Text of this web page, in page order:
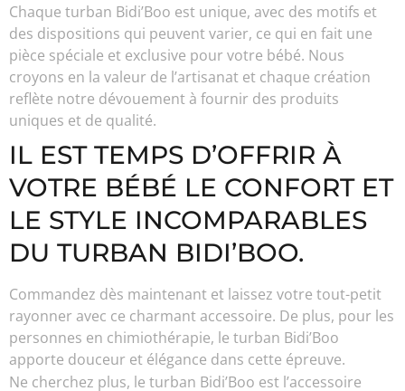
Chaque turban Bidi’Boo est unique, avec des motifs et
des dispositions qui peuvent varier, ce qui en fait une
pièce spéciale et exclusive pour votre bébé. Nous
croyons en la valeur de l’artisanat et chaque création
reflète notre dévouement à fournir des produits
uniques et de qualité.
IL EST TEMPS D’OFFRIR À
VOTRE BÉBÉ LE CONFORT ET
LE STYLE INCOMPARABLES
DU TURBAN BIDI’BOO.
Commandez dès maintenant et laissez votre tout-petit
rayonner avec ce charmant accessoire. De plus, pour les
personnes en chimiothérapie, le turban Bidi’Boo
apporte douceur et élégance dans cette épreuve.
Ne cherchez plus, le turban Bidi’Boo est l’accessoire